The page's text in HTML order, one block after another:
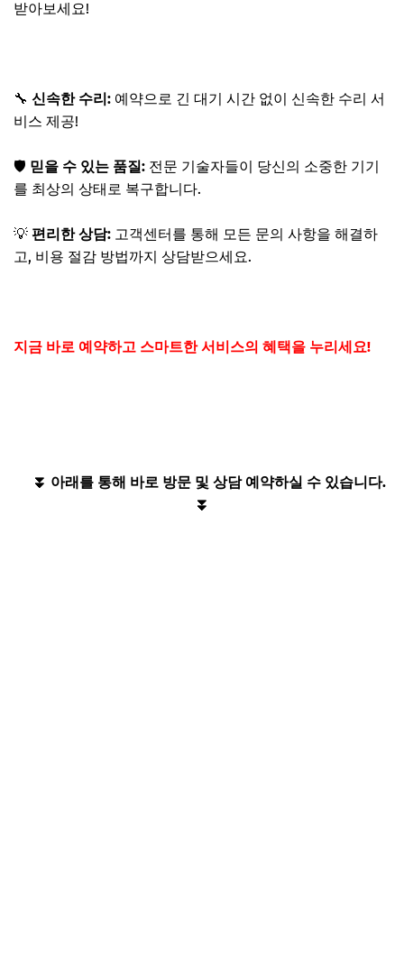
받아보세요!
🔧 신속한 수리: 예약으로 긴 대기 시간 없이 신속한 수리 서
비스 제공!
🛡️ 믿을 수 있는 품질: 전문 기술자들이 당신의 소중한 기기
를 최상의 상태로 복구합니다.
💡 편리한 상담: 고객센터를 통해 모든 문의 사항을 해결하
고, 비용 절감 방법까지 상담받으세요.
지금 바로 예약하고 스마트한 서비스의 혜택을 누리세요!
⏬ 아래를 통해 바로 방문 및 상담 예약하실 수 있습니다.
⏬